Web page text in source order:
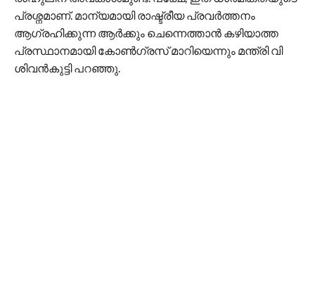
പ്രശ്നമാണ്. മാന്യമായി രാഷ്ട്രീയ പ്രവർത്തനം
ആഗ്രഹിക്കുന്ന ആർക്കും ചെന്നെത്താൻ കഴിയാത്ത
പ്രസ്ഥാനമായി കോൺഗ്രസ് മാറിയെന്നും മന്ത്രി വി
ശിവൻകുട്ടി പറഞ്ഞു.